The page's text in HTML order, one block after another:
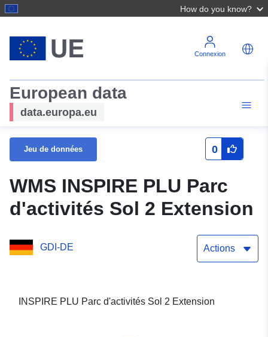
How do you know?
Connexion
European data
data.europa.eu
Jeu de données 0
WMS INSPIRE PLU Parc
d'activités Sol 2 Extension
GDI-DE Actions
INSPIRE PLU Parc d'activités Sol 2 Extension